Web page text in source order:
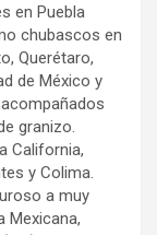
en Puebla
chubascos en
Querétaro,
de México y
granizo.
California,
y Colima.
a muy
Mexicana,